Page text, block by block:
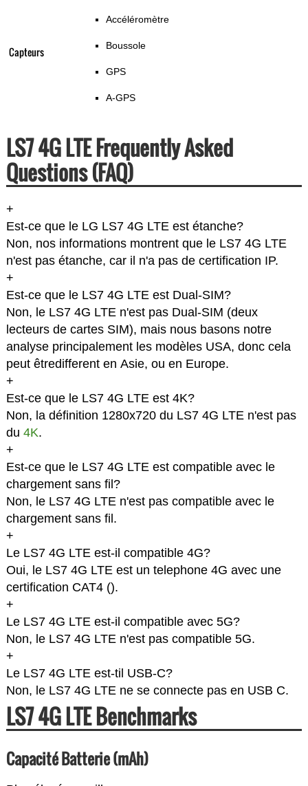
Capteurs
Accéléromètre
Boussole
GPS
A-GPS
LS7 4G LTE Frequently Asked
Questions (FAQ)
+
Est-ce que le LG LS7 4G LTE est étanche?
Non, nos informations montrent que le LS7 4G LTE
n'est pas étanche, car il n'a pas de certification IP.
+
Est-ce que le LS7 4G LTE est Dual-SIM?
Non, le LS7 4G LTE n'est pas Dual-SIM (deux
lecteurs de cartes SIM), mais nous basons notre
analyse principalement les modèles USA, donc cela
peut êtredifferent en Asie, ou en Europe.
+
Est-ce que le LS7 4G LTE est 4K?
Non, la définition 1280x720 du LS7 4G LTE n'est pas
du 4K.
+
Est-ce que le LS7 4G LTE est compatible avec le
chargement sans fil?
Non, le LS7 4G LTE n'est pas compatible avec le
chargement sans fil.
+
Le LS7 4G LTE est-il compatible 4G?
Oui, le LS7 4G LTE est un telephone 4G avec une
certification CAT4 ().
+
Le LS7 4G LTE est-il compatible avec 5G?
Non, le LS7 4G LTE n'est pas compatible 5G.
+
Le LS7 4G LTE est-til USB-C?
Non, le LS7 4G LTE ne se connecte pas en USB C.
LS7 4G LTE Benchmarks
Capacité Batterie (mAh)